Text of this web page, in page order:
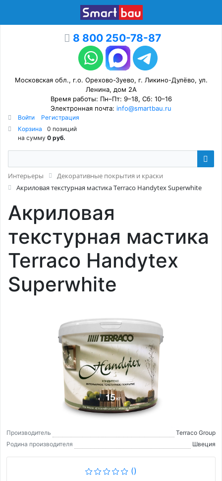
8 800 250-78-87
Московская обл., г.о. Орехово-Зуево, г. Ликино-Дулёво, ул.
Ленина, дом 2А
Время работы: Пн–Пт: 9–18, Сб: 10–16
Электронная почта: info@smartbau.ru
Войти
Регистрация
Корзина
0 позиций
на сумму 0 руб.
Интерьеры
Декоративные покрытия и краски
Акриловая текстурная мастика Terraco Handytex Superwhite
Акриловая
текстурная мастика
Terraco Handytex
Superwhite
Производитель
Terraco Group
Родина производителя
Швеция
()